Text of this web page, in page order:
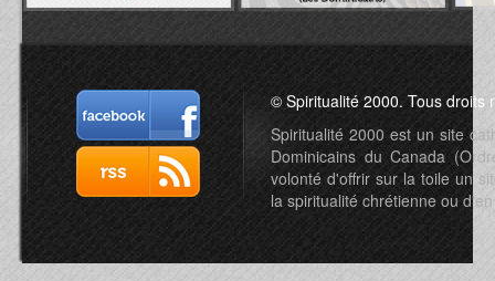
© Spiritualité 2000. Tous droits
Spiritualité 2000 est un site
Dominicains du Canada
volonté d'offrir sur la toile un
la spiritualité chrétienne ou